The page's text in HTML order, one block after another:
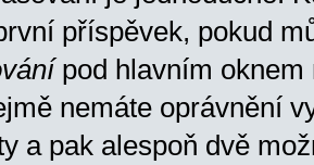
příspěvek, pokud
pod hlavním oknem
nemáte oprávnění
a pak alespoň dvě